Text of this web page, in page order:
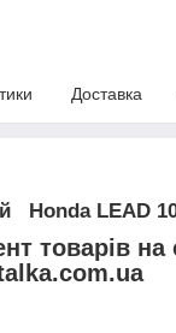
Доставка
Honda LEAD
товарів на